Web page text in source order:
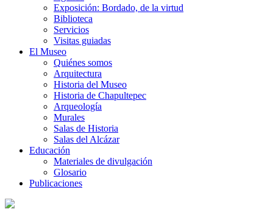
Exposición: Bordado, de la virtud
Biblioteca
Servicios
Visitas guiadas
El Museo
Quiénes somos
Arquitectura
Historia del Museo
Historia de Chapultepec
Arqueología
Murales
Salas de Historia
Salas del Alcázar
Educación
Materiales de divulgación
Glosario
Publicaciones